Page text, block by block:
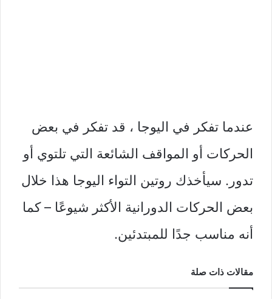
عندما تفكر في اليوجا ، قد تفكر في بعض
الحركات أو المواقف الشائعة التي تلتوي أو
تدور. سيأخذك روتين التواء اليوجا هذا خلال
بعض الحركات الدورانية الأكثر شيوعًا – كما
أنه مناسب جدًا للمبتدئين.
مقالات ذات صلة